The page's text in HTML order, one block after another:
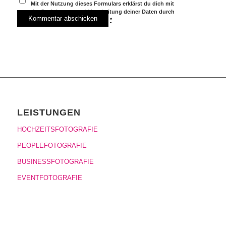
Mit der Nutzung dieses Formulars erklärst du dich mit
der Speicherung und Verarbeitung deiner Daten durch
diese Website einverstanden.*
LEISTUNGEN
HOCHZEITSFOTOGRAFIE
PEOPLEFOTOGRAFIE
BUSINESSFOTOGRAFIE
EVENTFOTOGRAFIE